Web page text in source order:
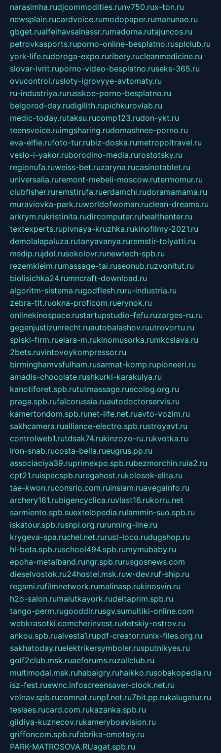
narasimha.rudjcommodities.runv750.rux-ton.ru
newsplain.rucardvoice.rumodopaper.rumanunae.ru
gbget.rualfeihavsalnassr.rumadoma.rutajuncos.ru
petrovkasports.ruporno-online-besplatno.rusplclub.ru
york-life.rudoroga-expo.ruribery.rucleanmedicine.ru
slovar-ivrit.ruporno-video-besplatno.ruseks-365.ru
ovucontrol.rusloty-igrovyye-avtomaty.ru
ru-industriya.rurusskoe-porno-besplatno.ru
belgorod-day.rudigilith.rupichkurovlab.ru
medic-today.rutaksu.rucomp123.rudon-ykt.ru
teensvoice.ruimgsharing.rudomashnee-porno.ru
eva-elfie.rufoto-tur.rubiz-doska.rumetropoltravel.ru
veslo-i-yakor.ruborodino-media.rurostotsky.ru
regionufa.ruweiss-bet.ruzaryna.rucasinotablet.ru
universalia.ruremont-mebeli-moscow.rutermomur.ru
clubfisher.ruremstirufa.ruerdamchi.rudoramamama.ru
muraviovka-park.ruworldofwoman.ruclean-dreams.ru
arkrym.rukristinita.rudircomputer.ruhealthenter.ru
textexperts.rupivnaya-kruzhka.rukinofilmy-2021.ru
demolalapaluza.rutanyavanya.ruremstir-tolyatti.ru
msdip.rujdol.rusokolovr.runewtech-spb.ru
rezemkleim.rumassage-tai.ruseonub.ruzvonitut.ru
biolisichka24.rumncraft-download.ru
algoritm-sistema.rugodflesh.ruru-industria.ru
zebra-tlt.ruokna-proficom.ruerynok.ru
onlinekinospace.rustartupstudio-fefu.ruzarges-ru.ru
gegenjustizunrecht.ruautobalashov.ruutrovortu.ru
spiski-firm.ruelara-m.rukinomusorka.rumkcslava.ru
2bets.ruvintovoykompressor.ru
birminghamvsfulham.rusarmat-komp.rupioneeri.ru
amadis-chocolate.rushkurki-karakulya.ru
kanotiforet.spb.rututmassage.ruecolog.org.ru
praga.spb.rufalcorussia.ruautodoctorservis.ru
kamertondom.spb.runet-life.net.ruavto-vozim.ru
sakhcamera.rualliance-electro.spb.rustroyavt.ru
controlweb1.rutdsak74.rukinzozo-ru.rukvotka.ru
iron-snab.rucosta-bella.rueugrus.pp.ru
associaciya39.ruprimexpo.spb.rubezmorchin.ruia2.ru
cpt21.ruispecspb.ruregahost.rukolosok-elita.ru
tae-kwon.ruconsrio.com.ruinsiam.ruavegainfo.ru
archery161.rubigencyclica.ruvlast16.rukorru.net
sarmiento.spb.suextelopedia.rulammin-suo.spb.ru
iskatour.spb.rusnpi.org.rurunning-line.ru
krygeva-spa.ruchel.net.rurust-loco.rudugshop.ru
hl-beta.spb.ruschool494.spb.rumymubaby.ru
epoha-metalband.rungr.spb.rurusgosnews.com
dieselvostok.ru24hostel.msk.ruw-dev.ruf-ship.ru
regsmi.rufilmnetwork.rumalinasp.rukinosvin.ru
h2o-salon.rumalutkayork.rudeltaprim.spb.ru
tango-perm.rugooddir.rusgv.sumultiki-online.com
webkrasotki.comcherinvest.rudetskiy-ostrov.ru
ankou.spb.rualvesta1.rupdf-creator.runix-files.org.ru
sakhatoday.ruelektrikersymboler.rusputnikyes.ru
golf2club.msk.ruaeforums.ruzallclub.ru
multimodal.msk.ruhabaigry.ruhaikko.rusobakopedia.ru
isz-fest.ruewnc.infoscreensaver-clock.net.ru
volnav.spb.rucomnat.runpf.net.ru7bit.pp.rukalugatur.ru
tesiaes.rucard.com.rukazanka.spb.ru
gildiya-kuznecov.rukameryboavision.ru
griffoncom.spb.rufabrika-emotsiy.ru
PARK-MATROSOVA.RUagat.spb.ru